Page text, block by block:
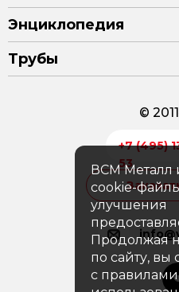
Энциклопедия
Трубы
©
+7 (495)
53
ВСМ Металл
cookie-
улучшения
Продолжая
по сайту, вы
с правилами